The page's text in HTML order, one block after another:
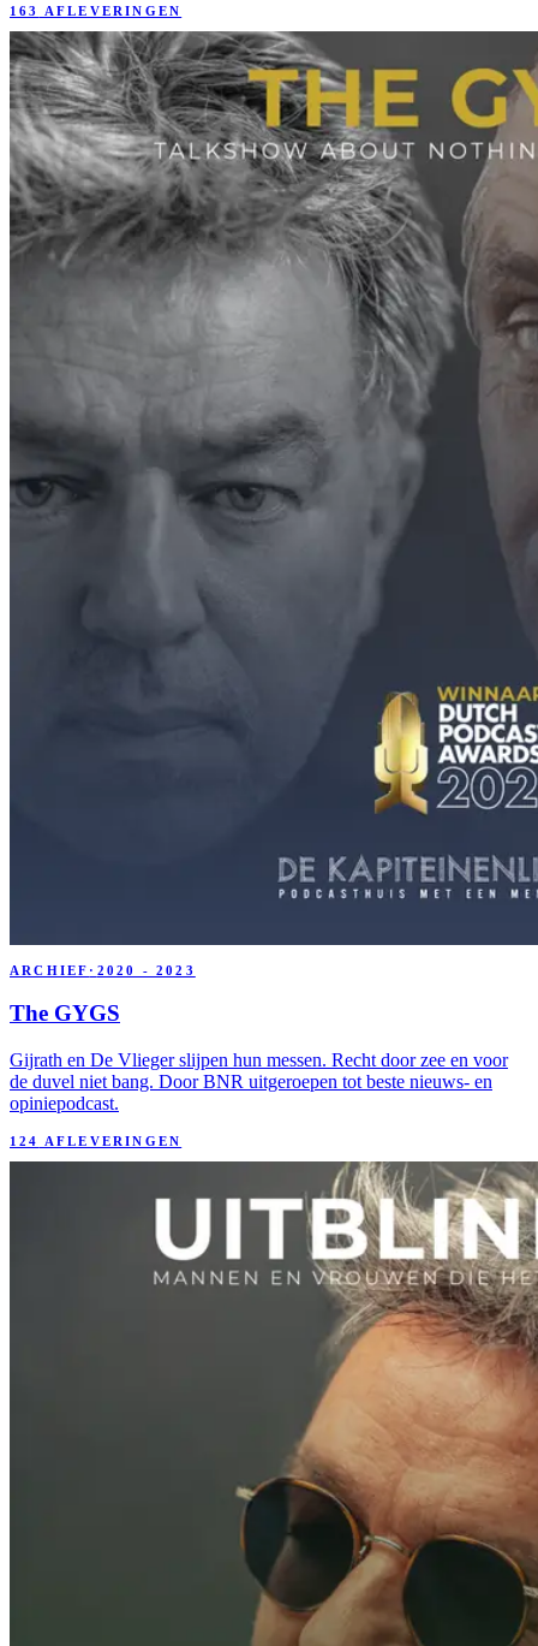
163 AFLEVERINGEN
ARCHIEF · 2020 - 2023
The GYGS
Gijrath en De Vlieger slijpen hun messen. Recht door zee en voor
de duvel niet bang. Door BNR uitgeroepen tot beste nieuws- en
opiniepodcast.
124 AFLEVERINGEN